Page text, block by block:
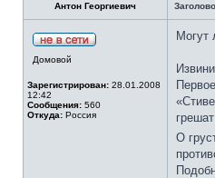
Антон Георгиевич
Домовой
Зарегистрирован: 28.01.2008
12:42
Сообщения: 560
Откуда: Россия
Могут
О